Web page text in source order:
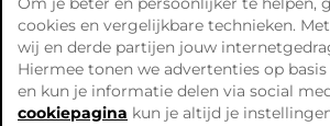
Algemene Voorwaarden
cookies en vergelijkbare technieken.
wij en derde partijen jouw
Hiermee tonen we advertenties op
en kun je informatie delen via social
cookiepagina kun je altijd je